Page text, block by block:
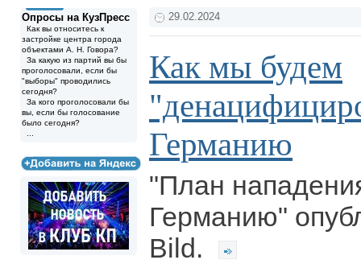
Опросы на КузПресс
Как вы относитесь к
застройке центра города
объектами А. Н. Говора?
За какую из партий вы бы
проголосовали, если бы
"выборы" проводились
сегодня?
За кого проголосовали бы
вы, если бы голосование
было сегодня?
29.02.2024
Как мы будем
Германию
"План
Германию"
Bild.